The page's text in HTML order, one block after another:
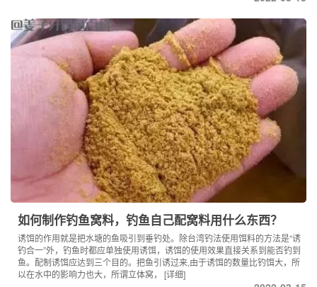
如何制作钓鱼窝料，钓鱼自己配窝料用什么东西？
诱饵的作用就是把水塘的鱼吸引到垂钓处。除台湾钓法使用饵料的方法是“诱
钓合一”外，钓鱼时都应单独使用诱饵，诱饵的使用效果直接关系到能否钓到
鱼。配制诱饵应达到三个目的。把鱼引诱过来,由于诱饵的数量比钓饵大，所
以在水中的影响力也大，所谓立体窝， [详细]